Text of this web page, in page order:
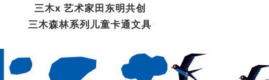
三木x 艺术家田东明共创
三木森林系列儿童卡通文具